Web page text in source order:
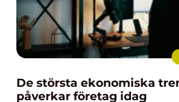
De största ekonomiska
påverkar företag idag